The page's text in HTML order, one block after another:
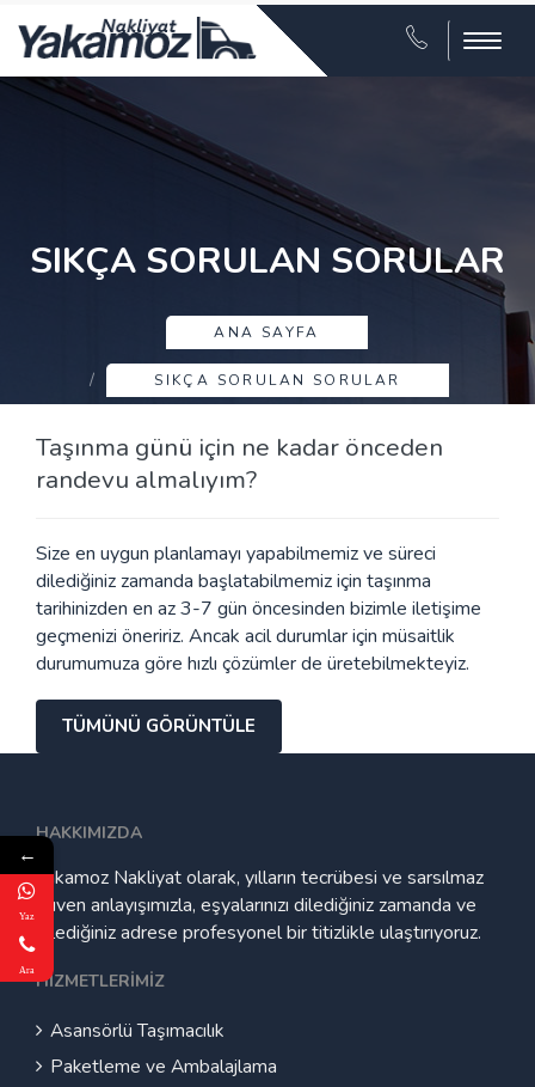
Menu
SIKÇA SORULAN SORULAR
ANA SAYFA
SIKÇA SORULAN SORULAR
Taşınma günü için ne kadar önceden
randevu almalıyım?
Size en uygun planlamayı yapabilmemiz ve süreci
dilediğiniz zamanda başlatabilmemiz için taşınma
tarihinizden en az 3-7 gün öncesinden bizimle iletişime
geçmenizi öneririz. Ancak acil durumlar için müsaitlik
durumumuza göre hızlı çözümler de üretebilmekteyiz.
TÜMÜNÜ GÖRÜNTÜLE
HAKKIMIZDA
Yakamoz Nakliyat olarak, yılların tecrübesi ve sarsılmaz
güven anlayışımızla, eşyalarınızı dilediğiniz zamanda ve
dilediğiniz adrese profesyonel bir titizlikle ulaştırıyoruz.
HIZMETLERIMIZ
Asansörlü Taşımacılık
Paketleme ve Ambalajlama
←
Yaz
Ara